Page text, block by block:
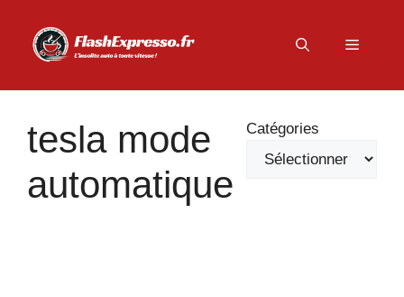
contenu
Menu
tesla mode
automatique
Catégories